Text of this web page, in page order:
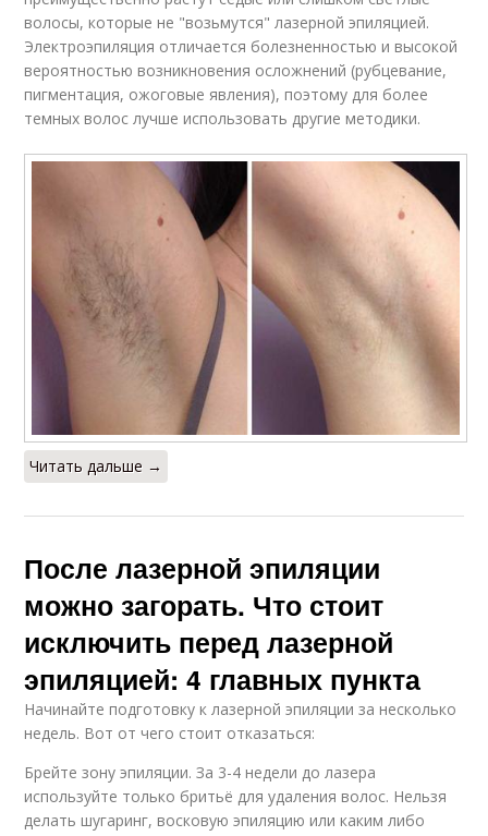
волосы, которые не "возьмутся" лазерной эпиляцией.
Электроэпиляция отличается болезненностью и высокой
вероятностью возникновения осложнений (рубцевание,
пигментация, ожоговые явления), поэтому для более
темных волос лучше использовать другие методики.
Читать дальше →
После лазерной эпиляции
можно загорать. Что стоит
исключить перед лазерной
эпиляцией: 4 главных пункта
Начинайте подготовку к лазерной эпиляции за несколько
недель. Вот от чего стоит отказаться:
Брейте зону эпиляции. За 3-4 недели до лазера
используйте только бритьё для удаления волос. Нельзя
делать шугаринг, восковую эпиляцию или каким либо